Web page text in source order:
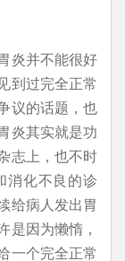
炎并不能很好
到过完全正常
议的话题，也
炎其实就是功
志上，也不时
消化不良的诊
给病人发出胃
是因为懒惰，
一个完全正常